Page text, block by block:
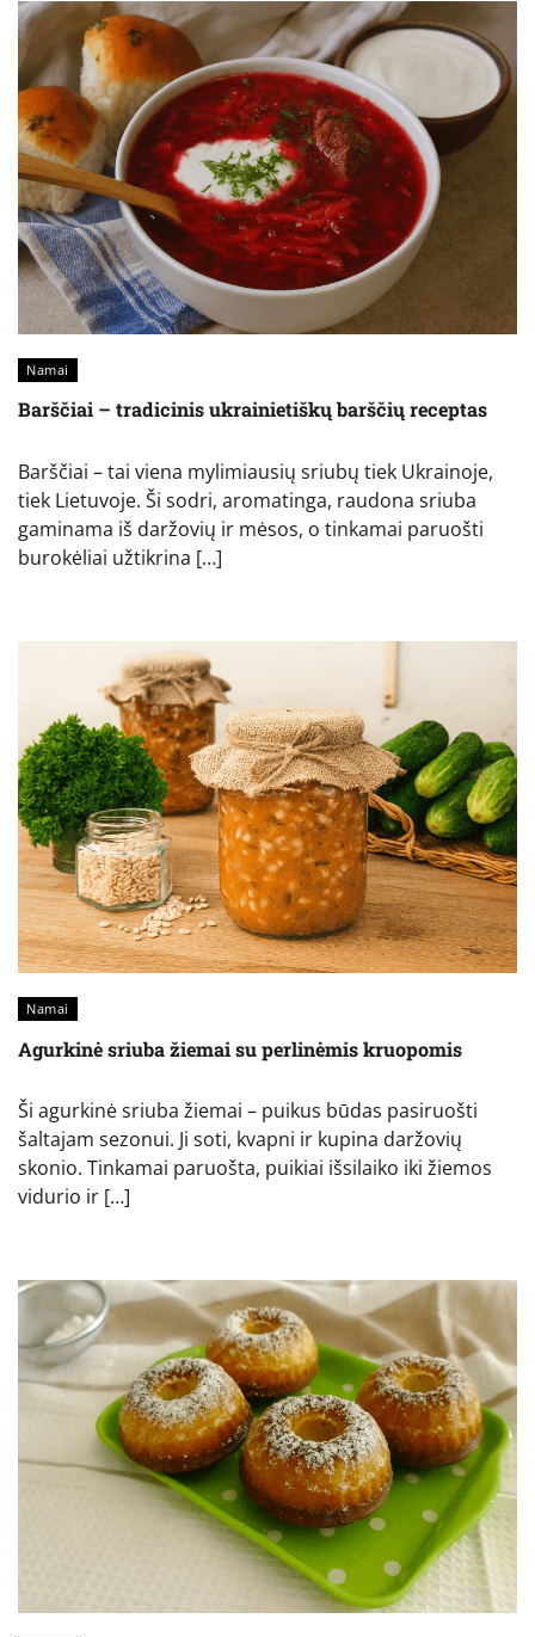
Namai
Barščiai – tradicinis ukrainietiškų barščių receptas
Barščiai – tai viena mylimiausių sriubų tiek Ukrainoje,
tiek Lietuvoje. Ši sodri, aromatinga, raudona sriuba
gaminama iš daržovių ir mėsos, o tinkamai paruošti
burokėliai užtikrina […]
Namai
Agurkinė sriuba žiemai su perlinėmis kruopomis
Ši agurkinė sriuba žiemai – puikus būdas pasiruošti
šaltajam sezonui. Ji soti, kvapni ir kupina daržovių
skonio. Tinkamai paruošta, puikiai išsilaiko iki žiemos
vidurio ir […]